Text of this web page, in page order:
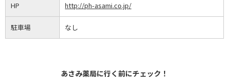
HP http://ph-asami.co.jp/
駐車場 なし
あさみ薬局に行く前にチェック！